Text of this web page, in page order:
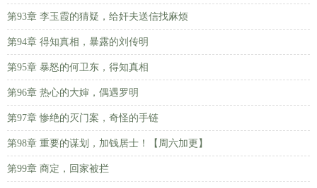
第93章 李玉霞的猜疑，给奸夫送信找麻烦
第94章 得知真相，暴露的刘传明
第95章 暴怒的何卫东，得知真相
第96章 热心的大婶，偶遇罗明
第97章 惨绝的灭门案，奇怪的手链
第98章 重要的谋划，加钱居士！【周六加更】
第99章 商定，回家被拦